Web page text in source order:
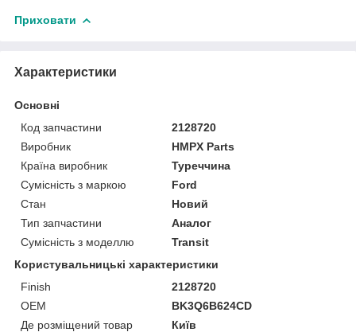
Приховати
Характеристики
Основні
Код запчастини
2128720
Виробник
HMPX Parts
Країна виробник
Туреччина
Сумісність з маркою
Ford
Стан
Новий
Тип запчастини
Аналог
Сумісність з моделлю
Transit
Користувальницькі характеристики
Finish
2128720
OEM
BK3Q6B624CD
Де розміщений товар
Київ